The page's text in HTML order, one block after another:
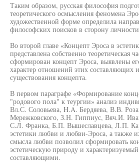
Таким образом, русская философия
теоретического осмысления феномена
художественной форме определила
философских поисков в сторону
Во второй главе «Концепт Эроса в
представлена собственно теоретическая
сформирован концепт Эроса, выявлены
характер отношений этих составляющих
существования концепта.
В первом параграфе «Формирование
"родового пола" к теургии» анализ
Вл.С. Соловьева, H.A. Бердяева, В.В.
Мережковского, З.Н. Гиппиус, Вяч.И.
С.Л. Франка, Б.П. Вышеславцева, Л.П.
эстетики любви и любви-Эроса, а также
смысла любви позволил сформировать
эстетическую природу и
составляющими.